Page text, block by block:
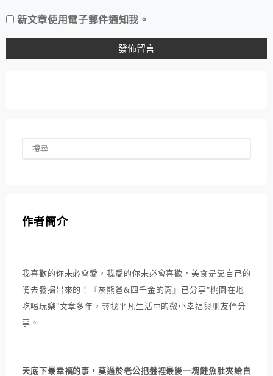
新文章使用電子郵件通知我。
作者簡介
我喜歡的你未必會愛，我愛的你未必會喜歡，美食是靠自己的
嘴去發掘出來的！『灰熊爸&四千金的窩』已分享"桃園在地
吃喝玩樂"文章多年，尋找平凡生活中的微小幸福與朋友們分
享。
天底下最幸福的事，莫過於老公把盤裡最後一塊鮭魚肚夾給自